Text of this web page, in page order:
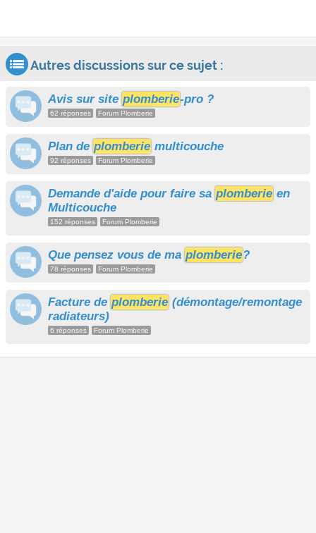
Autres discussions sur ce sujet :
Avis sur site plomberie-pro ?
62 réponses Forum Plomberie
Plan de plomberie multicouche
92 réponses Forum Plomberie
Demande d'aide pour faire sa plomberie en
Multicouche
152 réponses Forum Plomberie
Que pensez vous de ma plomberie?
78 réponses Forum Plomberie
Facture de plomberie (démontage/remontage
radiateurs)
6 réponses Forum Plomberie